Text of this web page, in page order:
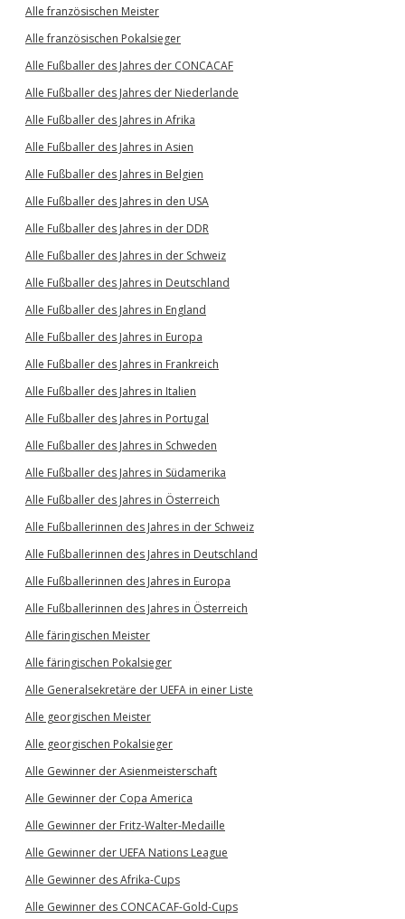
Alle französischen Meister
Alle französischen Pokalsieger
Alle Fußballer des Jahres der CONCACAF
Alle Fußballer des Jahres der Niederlande
Alle Fußballer des Jahres in Afrika
Alle Fußballer des Jahres in Asien
Alle Fußballer des Jahres in Belgien
Alle Fußballer des Jahres in den USA
Alle Fußballer des Jahres in der DDR
Alle Fußballer des Jahres in der Schweiz
Alle Fußballer des Jahres in Deutschland
Alle Fußballer des Jahres in England
Alle Fußballer des Jahres in Europa
Alle Fußballer des Jahres in Frankreich
Alle Fußballer des Jahres in Italien
Alle Fußballer des Jahres in Portugal
Alle Fußballer des Jahres in Schweden
Alle Fußballer des Jahres in Südamerika
Alle Fußballer des Jahres in Österreich
Alle Fußballerinnen des Jahres in der Schweiz
Alle Fußballerinnen des Jahres in Deutschland
Alle Fußballerinnen des Jahres in Europa
Alle Fußballerinnen des Jahres in Österreich
Alle färingischen Meister
Alle färingischen Pokalsieger
Alle Generalsekretäre der UEFA in einer Liste
Alle georgischen Meister
Alle georgischen Pokalsieger
Alle Gewinner der Asienmeisterschaft
Alle Gewinner der Copa America
Alle Gewinner der Fritz-Walter-Medaille
Alle Gewinner der UEFA Nations League
Alle Gewinner des Afrika-Cups
Alle Gewinner des CONCACAF-Gold-Cups